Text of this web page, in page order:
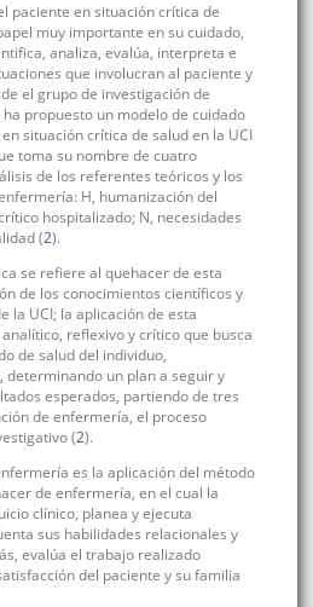
paciente en situación crítica de
muy importante en su cuidado,
analiza, evalúa, interpreta e
que involucran al paciente y
el grupo de investigación de
propuesto un modelo de cuidado
situación crítica de salud en la UCI
toma su nombre de cuatro
de los referentes teóricos y los
H, humanización del
hospitalizado; N, necesidades
(2).
se refiere al quehacer de esta
de los conocimientos científicos y
la UCI; la aplicación de esta
reflexivo y crítico que busca
de salud del individuo,
determinando un plan a seguir y
esperados, partiendo de tres
de enfermería, el proceso
(2).
es la aplicación del método
de enfermería, en el cual la
clínico, planea y ejecuta
sus habilidades relacionales y
evalúa el trabajo realizado
del paciente y su familia